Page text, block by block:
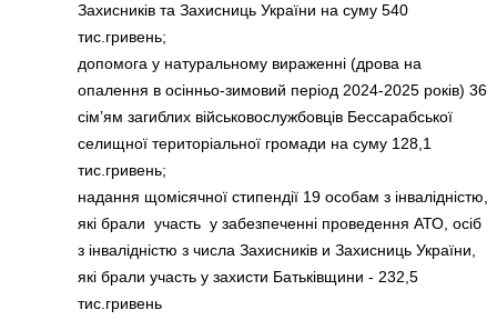
Захисників та Захисниць України на суму 540
тис.гривень;
допомога у натуральному вираженні (дрова на
опалення в осінньо-зимовий період 2024-2025 років) 36
сім’ям загиблих військовослужбовців Бессарабської
селищної територіальної громади на суму 128,1
тис.гривень;
надання щомісячної стипендії 19 особам з інвалідністю,
які брали участь у забезпеченні проведення АТО, осіб
з інвалідністю з числа Захисників и Захисниць України,
які брали участь у захисти Батьківщини - 232,5
тис.гривень